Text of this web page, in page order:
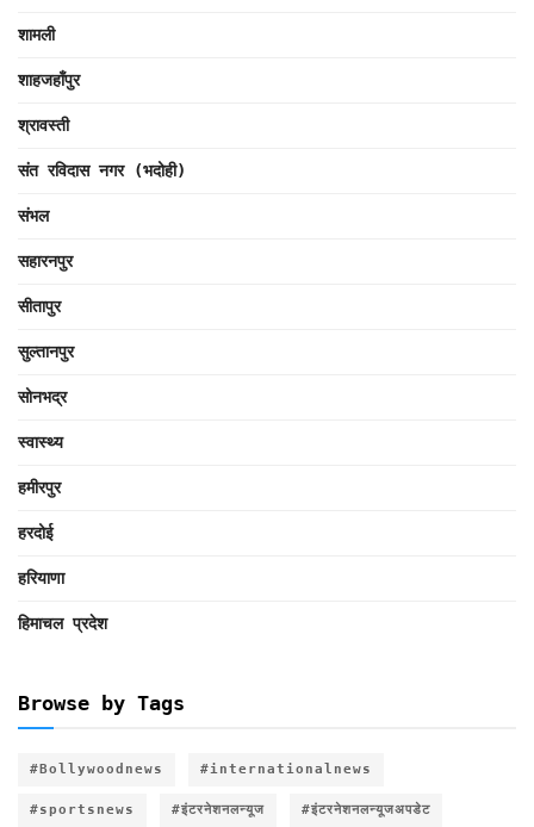
शामली
शाहजहाँपुर
श्रावस्ती
संत रविदास नगर (भदोही)
संभल
सहारनपुर
सीतापुर
सुल्तानपुर
सोनभद्र
स्वास्थ्य
हमीरपुर
हरदोई
हरियाणा
हिमाचल प्रदेश
Browse by Tags
#Bollywoodnews #internationalnews
#sportsnews #इंटरनेशनलन्यूज #इंटरनेशनलन्यूजअपडेट